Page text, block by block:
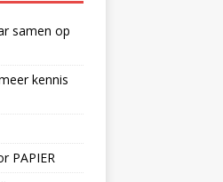
samen op
kennis
PAPIER